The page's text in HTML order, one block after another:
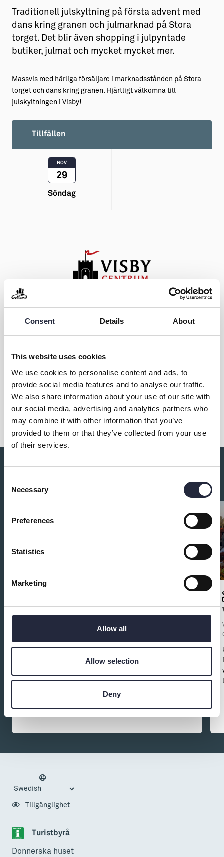
Consent Details About
This website uses cookies
We use cookies to personalise content and ads, to
provide social media features and to analyse our traffic.
We also share information about your use of our site with
our social media, advertising and analytics partners who
may combine it with other information that you’ve
provided to them or that they’ve collected from your use
of their services.
Selection
Necessary
Preferences
Statistics
Marketing
Allow all
Allow selection
Deny
Traditionell julskyltning på första advent med
dans kring granen och julmarknad på Stora
torget. Det blir även shopping i julpyntade
butiker, julmat och mycket mycket mer.
Massvis med härliga försäljare i marknadsstånden på Stora
torget och dans kring granen. Hjärtligt välkomna till
julskyltningen i Visby!
Tillfällen
NOV
29
Söndag
Kontakt & öppettider
Dela
Butik, försäljning och marknad
Välkommen till Visby Centrum - butiker,
apotek mm. Visbys största och ledande köpcentrum
veckan. Visby Centrum är samlingsnamnet för
företagare som verkar i Visby innerstad och Öster
Turistbyrå
Donnerska huset
Tillgänglighet